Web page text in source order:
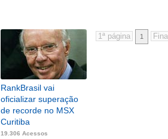
RankBrasil vai
oficializar superação
de recorde no MSX
Curitiba
19.306 Acessos
1